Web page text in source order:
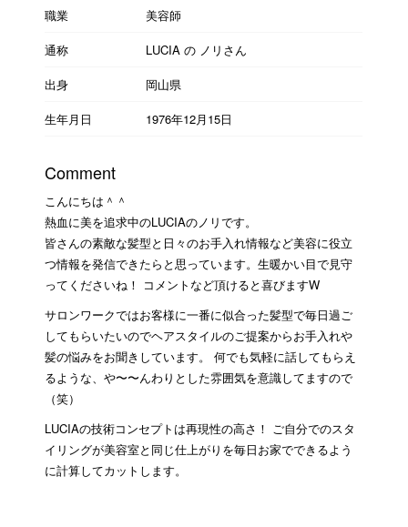
職業
美容師
通称
LUCIA の ノリさん
出身
岡山県
生年月日
1976年12月15日
Comment
こんにちは＾＾
熱血に美を追求中のLUCIAのノリです。
皆さんの素敵な髪型と日々のお手入れ情報など美容に役立
つ情報を発信できたらと思っています。生暖かい目で見守
ってくださいね！ コメントなど頂けると喜びますW
サロンワークではお客様に一番に似合った髪型で毎日過ご
してもらいたいのでヘアスタイルのご提案からお手入れや
髪の悩みをお聞きしています。 何でも気軽に話してもらえ
るような、や〜〜んわりとした雰囲気を意識してますので
（笑）
LUCIAの技術コンセプトは再現性の高さ！ ご自分でのスタ
イリングが美容室と同じ仕上がりを毎日お家でできるよう
に計算してカットします。